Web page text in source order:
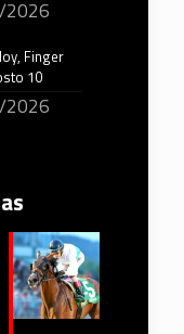
Finger
10